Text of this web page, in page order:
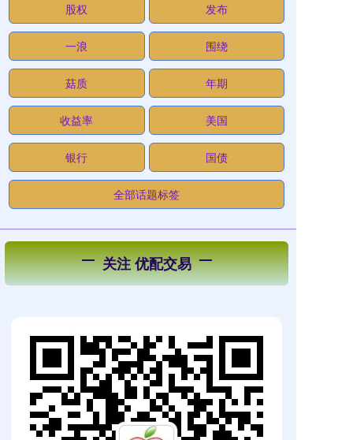
股权 发布
一浪 围绕
菇质 年期
收益率 美国
银行 国债
全部话题标签
关注 优配交易